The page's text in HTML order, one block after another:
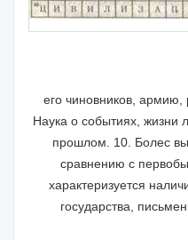
его чиновников, армию,
Наука о событиях, жиз­ни
прошлом. 10. Болес
сравнению с
характеризуется
государства,